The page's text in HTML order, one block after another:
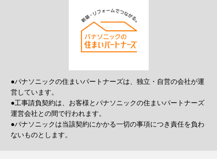
●パナソニックの住まいパートナーズは、独立・自営の会社が運
営しています。
●工事請負契約は、お客様とパナソニックの住まいパートナーズ
運営会社との間で行われます。
●パナソニックは当該契約にかかる一切の事項につき責任を負わ
ないものとします。